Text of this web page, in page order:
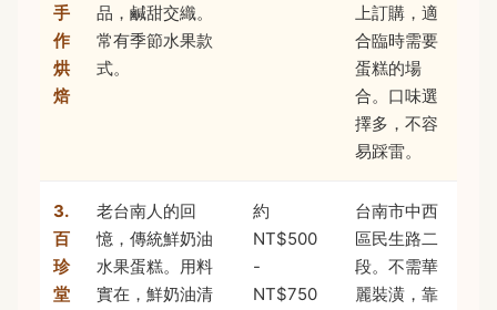
手
作
烘
焙
品，鹹甜交織。
常有季節水果款
式。
上訂購，適
合臨時需要
蛋糕的場
合。口味選
擇多，不容
易踩雷。
3.
百
珍
堂
老台南人的回
憶，傳統鮮奶油
水果蛋糕。用料
實在，鮮奶油清
約
NT$500
-
NT$750
台南市中西
區民生路二
段。不需華
麗裝潢，靠